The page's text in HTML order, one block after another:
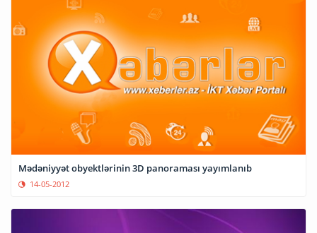
Mədəniyyət obyektlərinin 3D panoraması yayımlanıb
14-05-2012